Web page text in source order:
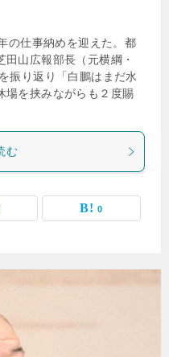
仕事納めを迎えた。都
山広報部長（元横綱・
振り返り「白鵬はまだ水
場を挟みながらも２度賜
む
0